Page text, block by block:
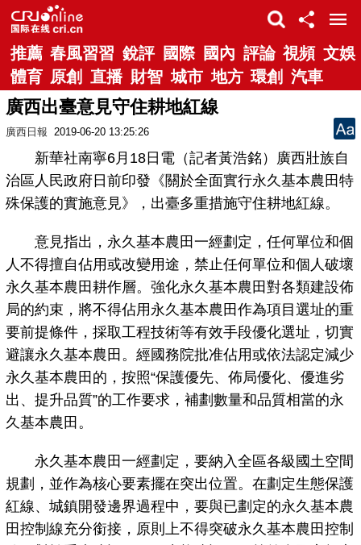
推薦 春風習習 銳評 國際 國內 評論 視頻 文娛
體育 原創 直播 財智 城市 地方 環創 汽車
廣西出臺意見守住耕地紅線
廣西日報 2019-06-20 13:25:26
新華社南寧6月18日電（記者黃浩銘）廣西壯族自
治區人民政府日前印發《關於全面實行永久基本農田特
殊保護的實施意見》，出臺多重措施守住耕地紅線。
意見指出，永久基本農田一經劃定，任何單位和個
人不得擅自佔用或改變用途，禁止任何單位和個人破壞
永久基本農田耕作層。強化永久基本農田對各類建設佈
局的約束，將不得佔用永久基本農田作為項目選址的重
要前提條件，採取工程技術等有效手段優化選址，切實
避讓永久基本農田。經國務院批准佔用或依法認定減少
永久基本農田的，按照“保護優先、佈局優化、優進劣
出、提升品質”的工作要求，補劃數量和品質相當的永
久基本農田。
永久基本農田一經劃定，要納入全區各級國土空間
規劃，並作為核心要素擺在突出位置。在劃定生態保護
紅線、城鎮開發邊界過程中，要與已劃定的永久基本農
田控制線充分銜接，原則上不得突破永久基本農田控制